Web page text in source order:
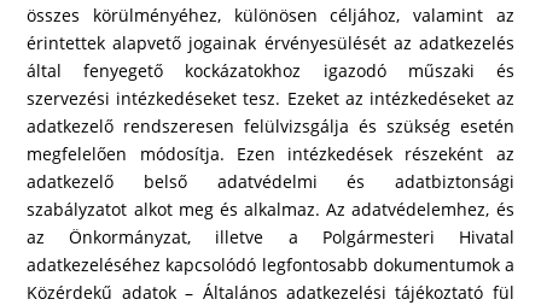
összes körülményéhez, különösen céljához, valamint az
érintettek alapvető jogainak érvényesülését az adatkezelés
által fenyegető kockázatokhoz igazodó műszaki és
szervezési intézkedéseket tesz. Ezeket az intézkedéseket az
adatkezelő rendszeresen felülvizsgálja és szükség esetén
megfelelően módosítja. Ezen intézkedések részeként az
adatkezelő belső adatvédelmi és adatbiztonsági
szabályzatot alkot meg és alkalmaz. Az adatvédelemhez, és
az Önkormányzat, illetve a Polgármesteri Hivatal
adatkezeléséhez kapcsolódó legfontosabb dokumentumok a
Közérdekű adatok – Általános adatkezelési tájékoztató fül